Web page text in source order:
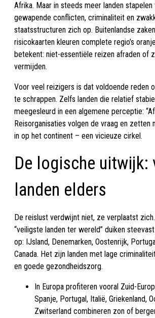
Afrika. Maar in steeds meer landen
gewapende conflicten, criminaliteit en
staatsstructuren zich op. Buitenlandse
risicokaarten kleuren complete regio’s
betekent: niet-essentiële reizen afraden of
vermijden.
Voor veel reizigers is dat voldoende reden
te schrappen. Zelfs landen die relatief
meegesleurd in een algemene perceptie:
Reisorganisaties volgen de vraag en zetten
in op het continent – een vicieuze cirkel.
De logische uitwijk:
landen elders
De reislust verdwijnt niet, ze verplaatst
“veiligste landen ter wereld” duiken
op: IJsland, Denemarken, Oostenrijk,
Canada. Het zijn landen met lage
en goede gezondheidszorg.
In Europa profiteren vooral Zuid-
Spanje, Portugal, Italië, Griekenland,
Zwitserland combineren zon of